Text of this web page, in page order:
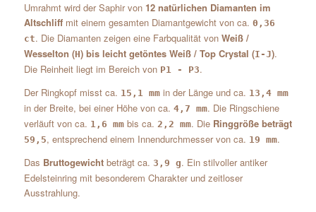
Umrahmt wird der Saphir von 12 natürlichen Diamanten im
Altschliffmit einem gesamten Diamantgewicht von ca. 0,36
ct. Die Diamanten zeigen eine Farbqualität von Weiß /
Wesselton (H) bis leicht getöntes Weiß / Top Crystal (I-J).
Die Reinheit liegt im Bereich von P1 - P3.
Der Ringkopf misst ca. 15,1 mmin der Länge und ca. 13,4 mm
in der Breite, bei einer Höhe von ca. 4,7 mm. Die Ringschiene
verläuft von ca. 1,6 mmbis ca. 2,2 mm. Die Ringgröße beträgt
59,5, entsprechend einem Innendurchmesser von ca. 19 mm.
Das Bruttogewichtbeträgt ca. 3,9 g. Ein stilvoller antiker
Edelsteinring mit besonderem Charakter und zeitloser
Ausstrahlung.